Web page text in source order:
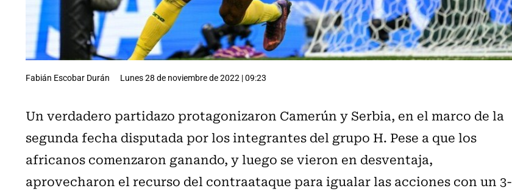
Fabián Escobar Durán Lunes 28 de noviembre de 2022 | 09:23
Un verdadero partidazo protagonizaron Camerún y Serbia, en el marco de la
segunda fecha disputada por los integrantes del grupo H. Pese a que los
africanos comenzaron ganando, y luego se vieron en desventaja,
aprovecharon el recurso del contraataque para igualar las acciones con un 3-